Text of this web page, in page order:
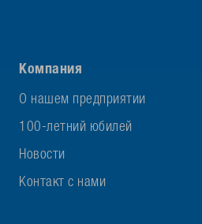
Компания
О нашем предприятии
100-летний юбилей
Новости
Контакт с нами